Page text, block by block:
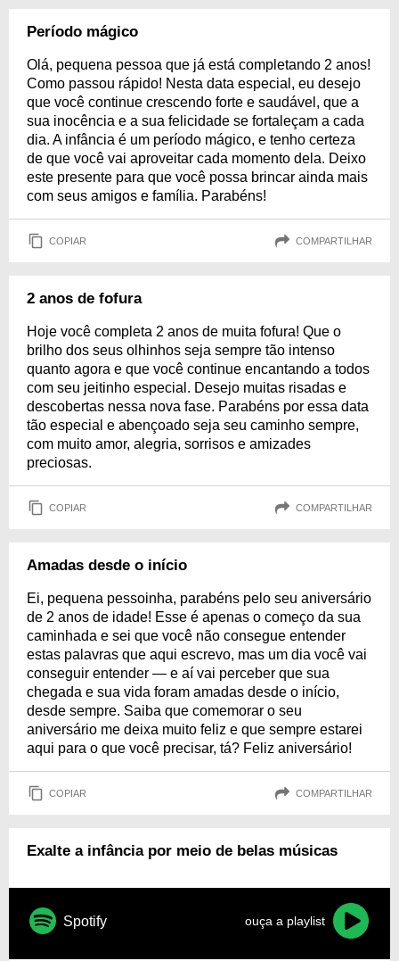
Período mágico
Olá, pequena pessoa que já está completando 2 anos!
Como passou rápido! Nesta data especial, eu desejo
que você continue crescendo forte e saudável, que a
sua inocência e a sua felicidade se fortaleçam a cada
dia. A infância é um período mágico, e tenho certeza
de que você vai aproveitar cada momento dela. Deixo
este presente para que você possa brincar ainda mais
com seus amigos e família. Parabéns!
COPIAR COMPARTILHAR
2 anos de fofura
Hoje você completa 2 anos de muita fofura! Que o
brilho dos seus olhinhos seja sempre tão intenso
quanto agora e que você continue encantando a todos
com seu jeitinho especial. Desejo muitas risadas e
descobertas nessa nova fase. Parabéns por essa data
tão especial e abençoado seja seu caminho sempre,
com muito amor, alegria, sorrisos e amizades
preciosas.
COPIAR COMPARTILHAR
Amadas desde o início
Ei, pequena pessoinha, parabéns pelo seu aniversário
de 2 anos de idade! Esse é apenas o começo da sua
caminhada e sei que você não consegue entender
estas palavras que aqui escrevo, mas um dia você vai
conseguir entender — e aí vai perceber que sua
chegada e sua vida foram amadas desde o início,
desde sempre. Saiba que comemorar o seu
aniversário me deixa muito feliz e que sempre estarei
aqui para o que você precisar, tá? Feliz aniversário!
COPIAR COMPARTILHAR
Exalte a infância por meio de belas músicas
Spotify ouça a playlist